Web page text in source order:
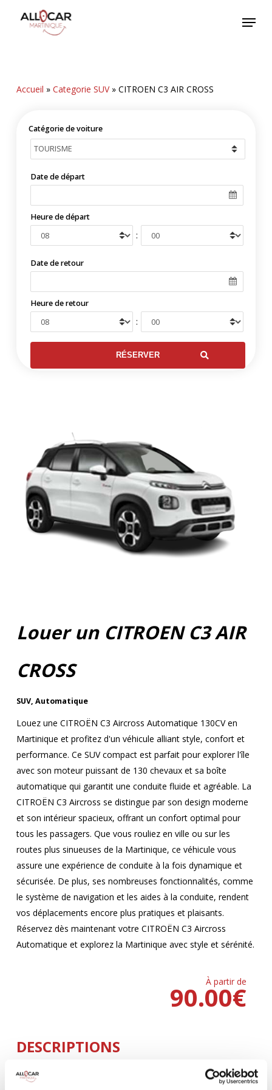
Menu
Accueil » Categorie SUV» CITROEN C3 AIR CROSS
Catégorie de voiture
Date de départ
Heure de départ
:
Date de retour
Heure de retour
:
Louer un CITROEN C3 AIR
CROSS
SUV, Automatique
Louez une CITROËN C3 Aircross Automatique 130CV en
Martinique et profitez d'un véhicule alliant style, confort et
performance. Ce SUV compact est parfait pour explorer l'île
avec son moteur puissant de 130 chevaux et sa boîte
automatique qui garantit une conduite fluide et agréable. La
CITROËN C3 Aircross se distingue par son design moderne
et son intérieur spacieux, offrant un confort optimal pour
tous les passagers. Que vous rouliez en ville ou sur les
routes plus sinueuses de la Martinique, ce véhicule vous
assure une expérience de conduite à la fois dynamique et
sécurisée. De plus, ses nombreuses fonctionnalités, comme
le système de navigation et les aides à la conduite, rendent
vos déplacements encore plus pratiques et plaisants.
Réservez dès maintenant votre CITROËN C3 Aircross
Automatique et explorez la Martinique avec style et sérénité.
À partir de
€
90.00
DESCRIPTIONS
AUTOMATIQUE